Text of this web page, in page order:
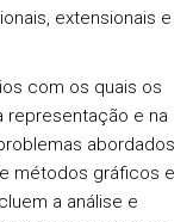
extensionais e
com os quais os
representação e na
abordados
métodos gráficos e
a análise e